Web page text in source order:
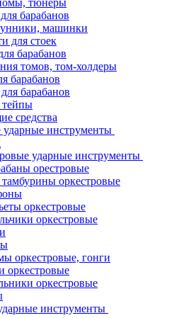
тюнеры
барабанов
машинки
для стоек
барабанов
томов, том-холдеры
барабанов
барабанов
средства
ударные инструменты
ударные инструменты
орестровые
оркестровые
оркестровые
оркестровые
оркестровые, гонги
оркестровые
оркестровые
инструменты